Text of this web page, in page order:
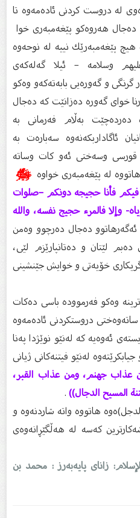
لە دروست كردنى ئادەمەوە تا
هەروەكو پێغەمبەرى خوا
پێغەمبەرێك نییە لە نوحەوە
وسلامه – ئیلا گەلەكەى
و گەورەیی بابەتەكەو وەكو
خواى گەورە دەزانێت كە دەجال
بەڵام فەرمانى بە
ئاگاداربكەنەوە سەبارەت بە
وسەختى ئەو كات وساتە
لە پێغەمبەرى خواوەﷺ
فأنا حجيجه دونكم –صلوات
وإلا فالمرء حجيج نفسه، والله
دەجال دەرچوو وەمن
لێتان و دەتانپارێزم لێى،
خۆیەتى و خوایش جێنشینى
وەكو فەرموودە باسی دەكات
دروستكردنى ئادەمەوە
ئەوەیە كە لەنێو نوێژدا پەنا
لەنێو فیتنەكانى ژیانى
جهنم، ومن عذاب القبر،
المسيح الدجال)).
هاتووە واتە شاردنەوە و
كەسە لە هەڵگێڕانەوەى
زاناى پایەبەرز : محمد بن